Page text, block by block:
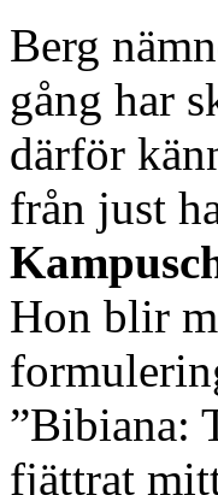
Berg
gång har
därför
från just
Hon blir
”Bibiana:
fjättrat